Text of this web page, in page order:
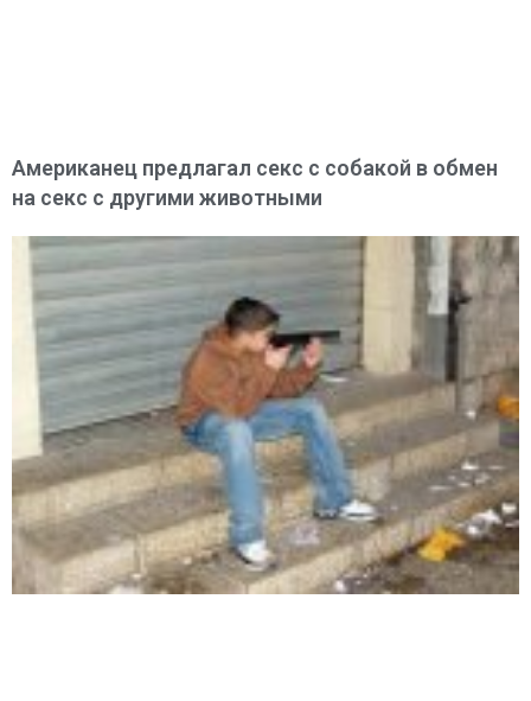
Американец предлагал секс с собакой в обмен
на секс с другими животными